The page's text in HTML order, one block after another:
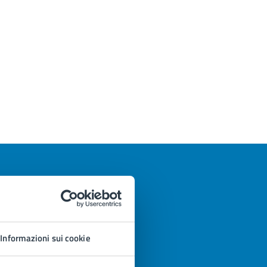
Informazioni sui cookie